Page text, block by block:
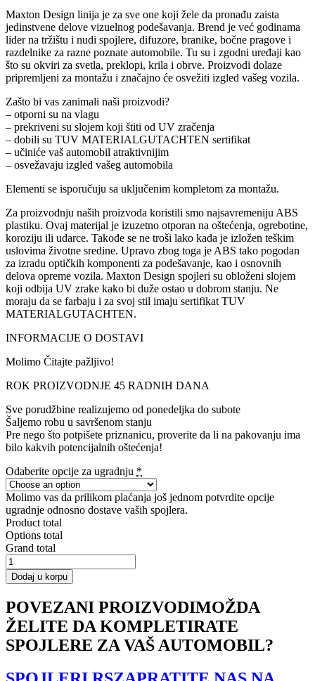
Maxton Design linija je za sve one koji žele da pronađu zaista
jedinstvene delove vizuelnog podešavanja. Brend je već godinama
lider na tržištu i nudi spojlere, difuzore, branike, bočne pragove i
razdelnike za razne poznate automobile. Tu su i zgodni uređaji kao
što su okviri za svetla, preklopi, krila i obrve. Proizvodi dolaze
pripremljeni za montažu i značajno će osvežiti izgled vašeg vozila.
Zašto bi vas zanimali naši proizvodi?
– otporni su na vlagu
– prekriveni su slojem koji štiti od UV zračenja
– dobili su TUV MATERIALGUTACHTEN sertifikat
– učiniće vaš automobil atraktivnijim
– osvežavaju izgled vašeg automobila
Elementi se isporučuju sa uključenim kompletom za montažu.
Za proizvodnju naših proizvoda koristili smo najsavremeniju ABS
plastiku. Ovaj materijal je izuzetno otporan na oštećenja, ogrebotine,
koroziju ili udarce. Takođe se ne troši lako kada je izložen teškim
uslovima životne sredine. Upravo zbog toga je ABS tako pogodan
za izradu optičkih komponenti za podešavanje, kao i osnovnih
delova opreme vozila. Maxton Design spojleri su obloženi slojem
koji odbija UV zrake kako bi duže ostao u dobrom stanju. Ne
moraju da se farbaju i za svoj stil imaju sertifikat TUV
MATERIALGUTACHTEN.
INFORMACIJE O DOSTAVI
Molimo Čitajte pažljivo!
ROK PROIZVODNJE 45 RADNIH DANA
Sve porudžbine realizujemo od ponedeljka do subote
Šaljemo robu u savršenom stanju
Pre nego što potpišete priznanicu, proverite da li na pakovanju ima
bilo kakvih potencijalnih oštećenja!
Odaberite opcije za ugradnju *
Molimo vas da prilikom plaćanja još jednom potvrdite opcije
ugradnje odnosno dostave vaših spojlera.
Product total
Options total
Grand total
Spoiler
Cap
Audi
/
A4
S-
Line
/
Dodaj u korpu
POVEZANI PROIZVODIMOŽDA
ŽELITE DA KOMPLETIRATE
SPOJLERE ZA VAŠ AUTOMOBIL?